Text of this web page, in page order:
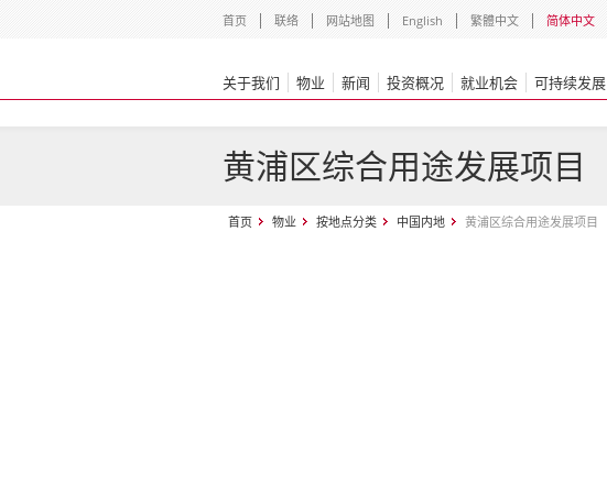
首页 联络 网站地图 English 繁體中文 简体中文
关于我们 物业 新闻 投资概况 就业机会 可持续发展
黄浦区综合用途发展项目
首页 物业 按地点分类 中国内地 黄浦区综合用途发展项目